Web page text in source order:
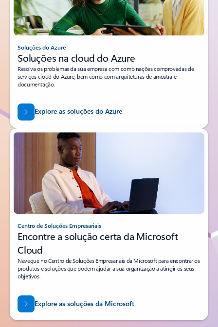
Soluções do Azure
Soluções na cloud do Azure
Resolva os problemas da sua empresa com combinações comprovadas de
serviços cloud do Azure, bem como com arquiteturas de amostra e
documentação.
Explore as soluções do Azure
Centro de Soluções Empresariais
Encontre a solução certa da Microsoft
Cloud
Navegue no Centro de Soluções Empresariais da Microsoft para encontrar os
produtos e soluções que podem ajudar a sua organização a atingir os seus
objetivos.
Explore as soluções da Microsoft